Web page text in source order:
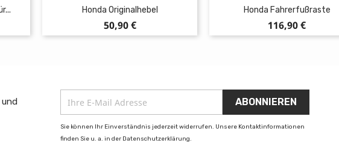
Honda Originalhebel
Preis
50,90 €
Honda Fahrerfußraste
Preis
116,90 €
Sie können Ihr Einverständnis jederzeit widerrufen. Unsere Kontaktinformationen
finden Sie u. a. in der Datenschutzerklärung.